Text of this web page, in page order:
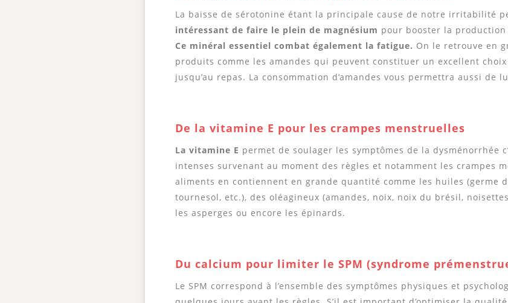
La baisse de sérotonine étant la principale cause de notre irritabilité
intéressant de faire le plein de magnésium pour booster la
Ce minéral essentiel combat également la fatigue. On le retrouve en
produits comme les amandes qui peuvent constituer un excellent
jusqu’au repas. La consommation d’amandes vous permettra aussi de
De la vitamine E pour les crampes menstruelles
La vitamine E permet de soulager les symptômes de la dysménorrhée
intenses survenant au moment des règles et notamment les crampes
aliments en contiennent en grande quantité comme les huiles (germe
tournesol, etc.), des oléagineux (amandes, noix, noix du brésil,
les asperges ou encore les épinards.
Du calcium pour limiter le SPM (syndrome
Le SPM correspond à l’ensemble des symptômes physiques et